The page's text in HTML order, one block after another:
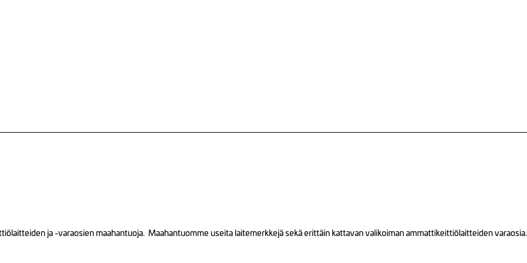
ja -varaosien maahantuoja. Maahantuomme useita laitemerkkejä sekä erittäin kattavan valikoiman ammattikeittiölaitteiden varaosia.